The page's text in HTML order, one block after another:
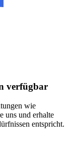
verfügbar
wie
uns und erhalte
entspricht.